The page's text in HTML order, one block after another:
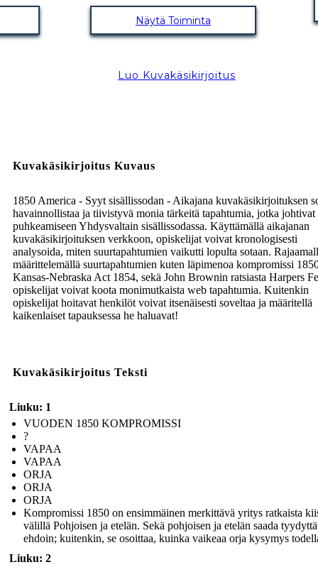
Näytä Toiminta
Luo Kuvakäsikirjoitus
Kuvakäsikirjoitus Kuvaus
1850 America - Syyt sisällissodan - Aikajana kuvakäsikirjoituksen
havainnollistaa ja tiivistyvä monia tärkeitä tapahtumia, jotka johtivat
puhkeamiseen Yhdysvaltain sisällissodassa. Käyttämällä aikajanan
kuvakäsikirjoituksen verkkoon, opiskelijat voivat kronologisesti
analysoida, miten suurtapahtumien vaikutti lopulta sotaan.
määrittelemällä suurtapahtumien kuten läpimenoa kompromissi
Kansas-Nebraska Act 1854, sekä John Brownin ratsiasta Harpers
opiskelijat voivat koota monimutkaista web tapahtumia. Kuitenkin
opiskelijat hoitavat henkilöt voivat itsenäisesti soveltaa ja määritellä
kaikenlaiset tapauksessa he haluavat!
Kuvakäsikirjoitus Teksti
Liuku: 1
VUODEN 1850 KOMPROMISSI
?
VAPAA
VAPAA
ORJA
ORJA
ORJA
Kompromissi 1850 on ensimmäinen merkittävä yritys ratkaista
välillä Pohjoisen ja etelän. Sekä pohjoisen ja etelän saada
ehdoin; kuitenkin, se osoittaa, kuinka vaikeaa orja kysymys
Liuku: 2